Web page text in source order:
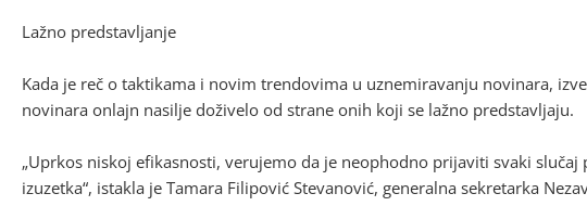
Lažno predstavljanje
Kada je reč o taktikama i novim trendovima u uznemiravanju novinara,
novinara onlajn nasilje doživelo od strane onih koji se lažno predstavljaju.
„Uprkos niskoj efikasnosti, verujemo da je neophodno prijaviti svaki
izuzetka“, istakla je Tamara Filipović Stevanović, generalna sekretarka